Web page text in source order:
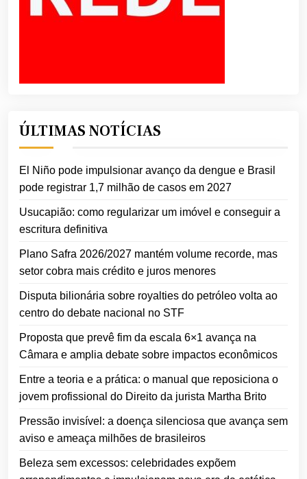
ÚLTIMAS NOTÍCIAS
El Niño pode impulsionar avanço da dengue e Brasil
pode registrar 1,7 milhão de casos em 2027
Usucapião: como regularizar um imóvel e conseguir a
escritura definitiva
Plano Safra 2026/2027 mantém volume recorde, mas
setor cobra mais crédito e juros menores
Disputa bilionária sobre royalties do petróleo volta ao
centro do debate nacional no STF
Proposta que prevê fim da escala 6×1 avança na
Câmara e amplia debate sobre impactos econômicos
Entre a teoria e a prática: o manual que reposiciona o
jovem profissional do Direito da jurista Martha Brito
Pressão invisível: a doença silenciosa que avança sem
aviso e ameaça milhões de brasileiros
Beleza sem excessos: celebridades expõem